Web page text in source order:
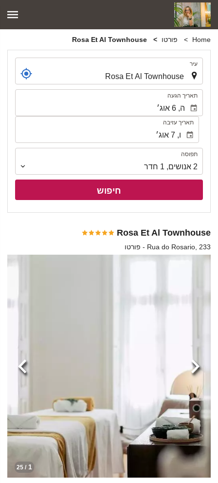
Home פורטו
עיר
תאריך הגעה
תאריך עזיבה
תפוסה
תפוסה
2 אנושים,
1 חדר
חיפוש
Rosa Et Al Townhouse
Rua do Rosario, 233 - פורטו
1
/ 25
הקודמת הבא